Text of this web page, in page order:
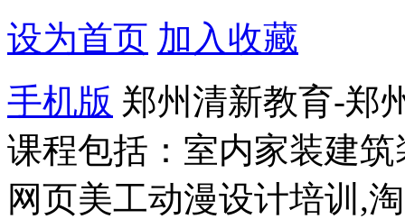
设为首页 加入收藏
手机版 郑州清新教育-郑
课程包括：室内家装建
网页美工动漫设计培训,